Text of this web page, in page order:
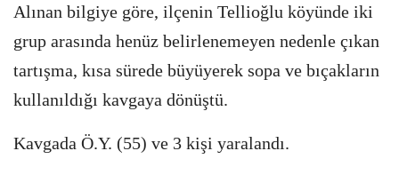
Alınan bilgiye göre, ilçenin Tellioğlu köyünde iki
grup arasında henüz belirlenemeyen nedenle çıkan
tartışma, kısa sürede büyüyerek sopa ve bıçakların
kullanıldığı kavgaya dönüştü.
Kavgada Ö.Y. (55) ve 3 kişi yaralandı.